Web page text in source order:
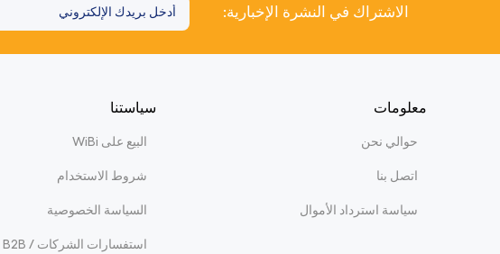
الاشتراك في النشرة الإخبارية:
معلومات
حوالي نحن
اتصل بنا
سياسة استرداد الأموال
سياستنا
البيع على WiBi
شروط الاستخدام
السياسة الخصوصية
استفسارات الشركات / B2B